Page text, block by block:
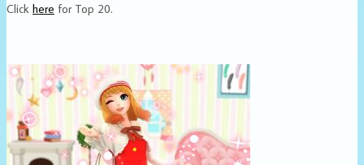
Click here for Top 20.